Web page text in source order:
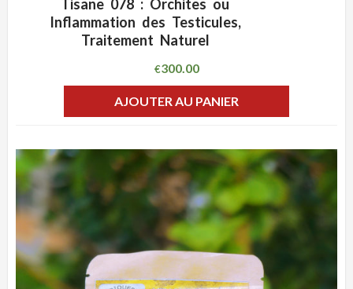
ADD WISHLIST
Tisane 078 : Orchites ou
Inflammation des Testicules,
Traitement Naturel
€300.00
AJOUTER AU PANIER